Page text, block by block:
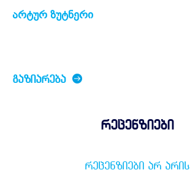
არტურ ზუტნერი
ᲒᲐᲖᲘᲐᲠᲔᲑᲐ
რეცენზიები
ᲠᲔᲪᲔᲜᲖᲘᲔᲑᲘ ᲐᲠ ᲐᲠᲘᲡ